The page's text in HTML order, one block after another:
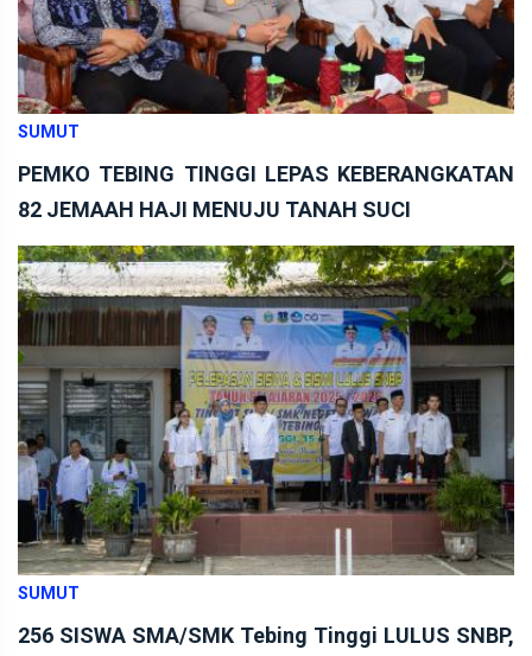
SUMUT
PEMKO TEBING TINGGI LEPAS KEBERANGKATAN
82 JEMAAH HAJI MENUJU TANAH SUCI
SUMUT
256 SISWA SMA/SMK Tebing Tinggi LULUS SNBP,